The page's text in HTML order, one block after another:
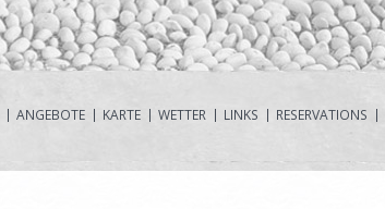
ANGEBOTE KARTE WETTER LINKS RESERVATIONS